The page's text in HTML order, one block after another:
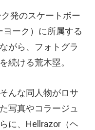
発のスケートボー
ヨーク）に所属する
がら、フォトグラ
続ける荒木塁。
んな同人物がロサ
写真やコラージュ
に、Hellrazor（ヘ